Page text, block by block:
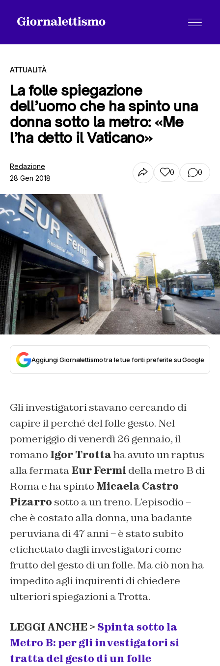
Tutti gli articoli
ATTUALITÀ
La folle spiegazione
dell’uomo che ha spinto una
donna sotto la metro: «Me
l’ha detto il Vaticano»
Redazione
28 Gen 2018
0 0
Aggiungi Giornalettismo tra le tue fonti preferite su Google
Gli investigatori stavano cercando di
capire il perché del folle gesto. Nel
pomeriggio di venerdì 26 gennaio, il
romano Igor Trottaha avuto un raptus
alla fermataEur Fermi della metro B di
Roma e ha spinto Micaela Castro
Pizarro sotto a un treno. L’episodio –
che è costato alla donna, una badante
peruviana di 47 anni – è stato subito
etichettato dagli investigatori come
frutto del gesto di un folle. Ma ciò non ha
impedito agli inquirenti di chiedere
ulteriori spiegazioni a Trotta.
LEGGI ANCHE > Spinta sotto la
Metro B: per gli investigatori si
tratta del gesto di un folle